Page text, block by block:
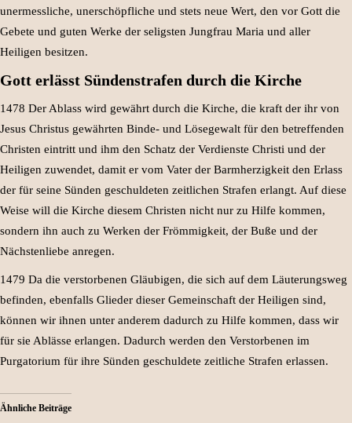
unermessliche, unerschöpfliche und stets neue Wert, den vor Gott die
Gebete und guten Werke der seligsten Jungfrau Maria und aller
Heiligen besitzen.
Gott erlässt Sündenstrafen durch die Kirche
1478 Der Ablass wird gewährt durch die Kirche, die kraft der ihr von
Jesus Christus gewährten Binde- und Lösegewalt für den betreffenden
Christen eintritt und ihm den Schatz der Verdienste Christi und der
Heiligen zuwendet, damit er vom Vater der Barmherzigkeit den Erlass
der für seine Sünden geschuldeten zeitlichen Strafen erlangt. Auf diese
Weise will die Kirche diesem Christen nicht nur zu Hilfe kommen,
sondern ihn auch zu Werken der Frömmigkeit, der Buße und der
Nächstenliebe anregen.
1479 Da die verstorbenen Gläubigen, die sich auf dem Läuterungsweg
befinden, ebenfalls Glieder dieser Gemeinschaft der Heiligen sind,
können wir ihnen unter anderem dadurch zu Hilfe kommen, dass wir
für sie Ablässe erlangen. Dadurch werden den Verstorbenen im
Purgatorium für ihre Sünden geschuldete zeitliche Strafen erlassen.
Ähnliche Beiträge